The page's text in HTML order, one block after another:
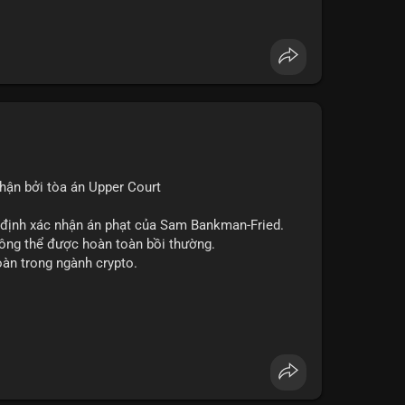
nhật minh anh' và 'tô lâm' được nhắc đến
Các bài đăng trên Binance Square tập trung
mở rộng vào Saudi Arabia và báo cáo về
quốc tế cũng nhấn mạnh sự động chảy của thị
trường hiện tại rất tiêu cực do sợ hãi cao,
hướng từ các nguồn tin uy tín.
bởi tòa án Upper Court
xác nhận án phạt của Sam Bankman-Fried.
thể được hoàn toàn bồi thường.
trong ngành crypto.